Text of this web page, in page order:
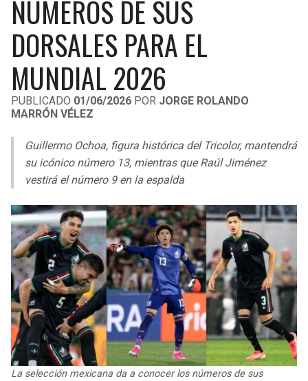
LIGA DE EXPANSIÓN MX
LEAGUES CUP
UEFA EUROPA LEAGUE
UEFA CONFERENCE LEAGUE
MLS
COPA LIBERTADORES
LIGA BETPLAY
RAIDERS
CHARGERS
RAVENS
BENGALS
BROWNS
STEELERS
TEXANS
COLTS
JAGUARS
TITANS
CAVALIERS
PISTONS
PACERS
BUCKS
HAWKS
HORNETS
HEAT
MAGIC
WIZARDS
WARRIORS
NÚMEROS DE SUS
DORSALES PARA EL
MUNDIAL 2026
PUBLICADO 01/06/2026 POR JORGE ROLANDO
MARRÓN VÉLEZ
Guillermo Ochoa, figura histórica del Tricolor, mantendrá
su icónico número 13, mientras que Raúl Jiménez
vestirá el número 9 en la espalda
La selección mexicana da a conocer los números de sus